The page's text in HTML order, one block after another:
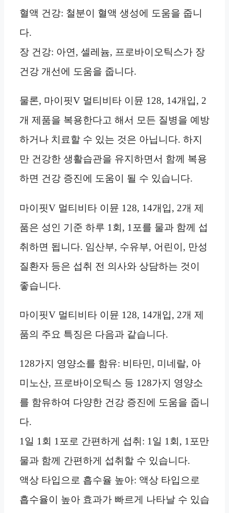
혈액 건강: 철분이 혈액 생성에 도움을 줍니
다.
장 건강: 아연, 셀레늄, 프로바이오틱스가 장
건강 개선에 도움을 줍니다.
물론, 마이핏V 멀티비타 이뮨 128, 14개입, 2
개 제품을 복용한다고 해서 모든 질병을 예방
하거나 치료할 수 있는 것은 아닙니다. 하지
만 건강한 생활습관을 유지하면서 함께 복용
하면 건강 증진에 도움이 될 수 있습니다.
마이핏V 멀티비타 이뮨 128, 14개입, 2개 제
품은 성인 기준 하루 1회, 1포를 물과 함께 섭
취하면 됩니다. 임산부, 수유부, 어린이, 만성
질환자 등은 섭취 전 의사와 상담하는 것이
좋습니다.
마이핏V 멀티비타 이뮨 128, 14개입, 2개 제
품의 주요 특징은 다음과 같습니다.
128가지 영양소를 함유: 비타민, 미네랄, 아
미노산, 프로바이오틱스 등 128가지 영양소
를 함유하여 다양한 건강 증진에 도움을 줍니
다.
1일 1회 1포로 간편하게 섭취: 1일 1회, 1포만
물과 함께 간편하게 섭취할 수 있습니다.
액상 타입으로 흡수율 높아: 액상 타입으로
흡수율이 높아 효과가 빠르게 나타날 수 있습